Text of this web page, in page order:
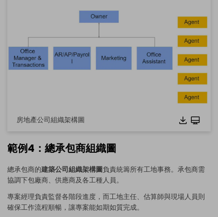
點擊下載並使用此範本。
檔案需使用 EdrawMax 開啟。
。
房地產公司組織架構圖
範例4：總承包商組織圖
總承包商的建築公司組織架構圖負責統籌所有工地事務。承包商需
協調下包廠商、供應商及各工種人員。
專案經理負責監督各階段進度，而工地主任、估算師與現場人員則
確保工作流程順暢，讓專案能如期如質完成。